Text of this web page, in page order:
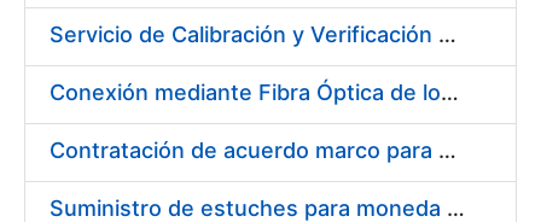
Servicio de Calibración y Verificación Externa de los Equipos de Medición del Servicio de Prevención de la FNMT-RCM
Conexión mediante Fibra Óptica de los Centros de Proceso de Datos (CPDs) de las sedes de la FNMT-RCM de Burgos y Madrid
Contratación de acuerdo marco para el Suministro de Material de Electricidad para la Fábrica Nacional de Moneda y Timbre-Real Casa de la Moneda en su centro de trabajo de Burgos
Suministro de estuches para moneda de 30 €